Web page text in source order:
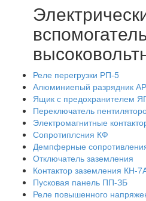
Реле перегрузки РП-5
Алюминиепый разрядник
Ящик с предохранителем
Переключатель
Электромагнитные
Сопротиплсния КФ
Демпферные
Отключатель заземления
Контактор заземления КН-
Пусковая панель ПП-ЗБ
Реле повышенного